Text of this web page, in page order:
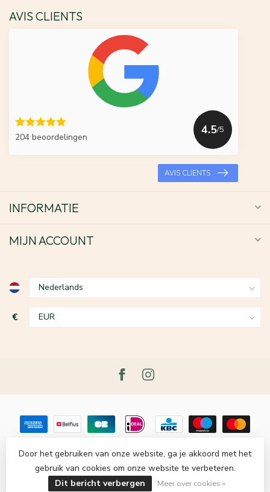
AVIS CLIENTS
204 beoordelingen
4.5/5
AVIS CLIENTS
INFORMATIE
MIJN ACCOUNT
€
© Copyright 2026 Le Grenier du Lin- Powered byLightspeed
Lightspeed designby Dyvelopment
Door het gebruiken van onze website, ga je akkoord met het
gebruik van cookies om onze website te verbeteren.
Dit bericht verbergen
Meer over cookies »